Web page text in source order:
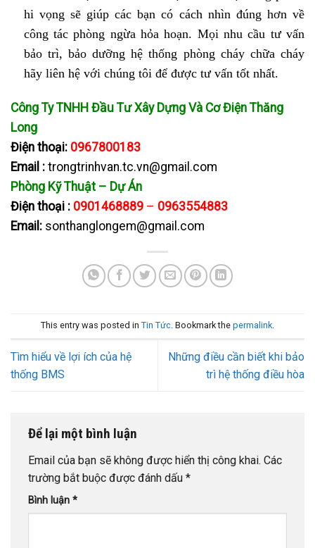
hi vọng sẽ giúp các bạn có cách nhìn đúng hơn về
công tác phòng ngừa hỏa hoạn. Mọi nhu cầu tư vấn
bảo trì, bảo dưỡng hệ thống phòng cháy chữa cháy
hãy liên hệ với chúng tôi để được tư vấn tốt nhất.
Công Ty TNHH Đầu Tư Xây Dựng Và Cơ Điện Thăng
Long
Điện thoại: 0967800183
Email : trongtrinhvan.tc.vn@gmail.com
Phòng Kỹ Thuật – Dự Án
Điện thoại : 0901468889 – 0963554883
Email: sonthanglongem@gmail.com
This entry was posted in Tin Tức. Bookmark the permalink.
Tìm hiểu về lợi ích của hệ
thống BMS
Những điều cần biết khi bảo
trì hệ thống điều hòa
Để lại một bình luận
Email của bạn sẽ không được hiển thị công khai. Các
trường bắt buộc được đánh dấu *
Bình luận *